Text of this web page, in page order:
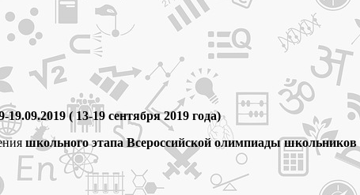
19.09.2019 ( 13-19 сентября 2019 года)
школьного этапа Всероссийской олимпиады школьников